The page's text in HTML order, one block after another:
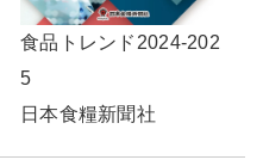
食品トレンド2024-202
5
日本食糧新聞社